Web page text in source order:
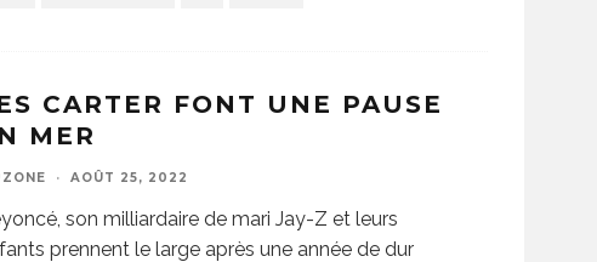
CARTER FONT UNE PAUSE
MER
· AOÛT 25, 2022
son milliardaire de mari Jay-Z et leurs
prennent le large après une année de dur